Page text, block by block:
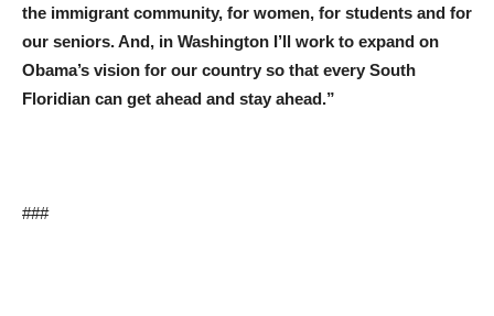
the immigrant community, for women, for students and for
our seniors. And, in Washington I’ll work to expand on
Obama’s vision for our country so that every South
Floridian can get ahead and stay ahead.”
###